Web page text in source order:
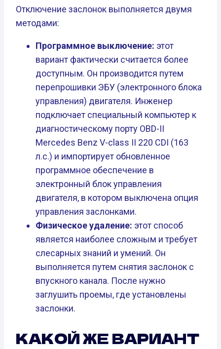
Отключение заслонок выполняется двумя
методами:
Программное выключение: этот
вариант фактически считается более
доступным. Он производится путем
перепрошивки ЭБУ (электронного блока
управления) двигателя. Инженер
подключает специальный компьютер к
диагностическому порту OBD-II
Mercedes Benz V-class II 220 CDI (163
л.с.) и импортирует обновленное
программное обеспечение в
электронный блок управления
двигателя, в котором выключена опция
управления заслонками.
Физическое удаление: этот способ
является наиболее сложным и требует
слесарных знаний и умений. Он
выполняется путем снятия заслонок с
впускного канала. После нужно
заглушить проемы, где установлены
заслонки.
КАКОЙ ЖЕ ВАРИАНТ